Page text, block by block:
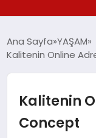
YAŞAM
TEKNOLOJİ
Ana Sayfa YAŞAM
Kalitenin Online
Kalitenin
Concept